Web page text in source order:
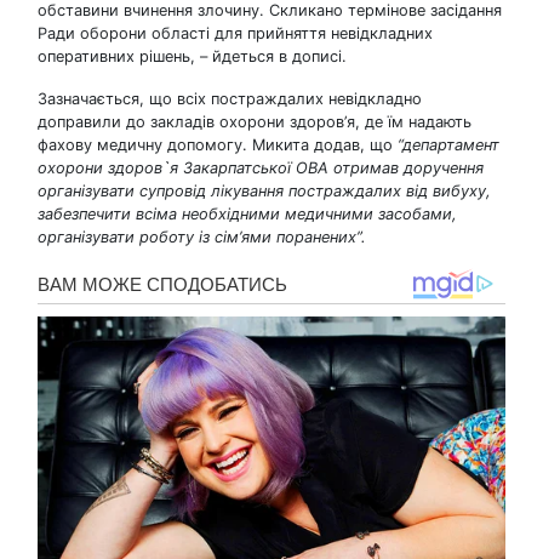
обставини вчинення злочину. Скликано термінове засідання
Ради оборони області для прийняття невідкладних
оперативних рішень, – йдеться в дописі.
Зазначається, що всіх постраждалих невідкладно
доправили до закладів охорони здоров’я, де їм надають
фахову медичну допомогу. Микита додав, що “департамент
охорони здоров`я Закарпатської ОВА отримав доручення
організувати супровід лікування постраждалих від вибуху,
забезпечити всіма необхідними медичними засобами,
організувати роботу із сім’ями поранених”.